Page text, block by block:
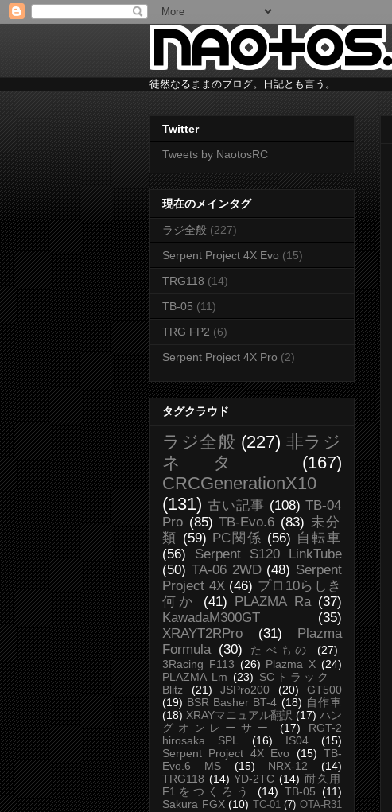
徒然なるままのブログ。日記とも言う。
Twitter
Tweets by NaotosRC
現在のメインタグ
ラジ全般 (227)
Serpent Project 4X Evo (15)
TRG118 (14)
TB-05 (11)
TRG FP2 (6)
Serpent Project 4X Pro (2)
タグクラウド
ラジ全般 (227) 非ラジ
ネタ
(167)
CRCGenerationX10
(131) 古い記事 (108) TB-04
Pro (85) TB-Evo.6 (83) 未分
類
(59) PC関係 (56) 自転車
(56)
Serpent S120 LinkTube
(50) TA-06 2WD (48) Serpent
Project 4X (46) プロ10らしき
何か
(41) PLAZMA Ra (37)
KawadaM300GT
(35)
XRAYT2RPro
(31)
Plazma
Formula (30) たべもの
(27)
3Racing F113 (26) Plazma X (24)
PLAZMA Lm (23) SCトラック
Blitz
(21) JSPro200 (20)
GT500
(19) BSR Basher BT-4 (18) 自作車
(18) XRAYマニュアル翻訳 (17) ハン
グオンレーサー
(17)
RGT-2
hirosaka SPL
(16) IS04
(15)
Serpent Project 4X Evo
(15) TB-
Evo.6 MS
(15) NRX-12
(14)
TRG118 (14) YD-2TC (14) 耐久用
F1をつくろう
(14) TB-05 (11)
Sakura FGX (10) TC-01 (7) OTA-R31